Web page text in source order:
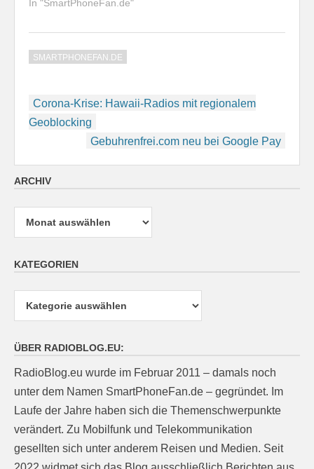
In "SmartPhoneFan.de"
SMARTPHONEFAN.DE
Beitragsnavigation
Corona-Krise: Hawaii-Radios mit regionalem
Geoblocking
Gebuhrenfrei.com neu bei Google Pay
ARCHIV
Archiv
KATEGORIEN
ÜBER RADIOBLOG.EU:
RadioBlog.eu wurde im Februar 2011 – damals noch
unter dem Namen SmartPhoneFan.de – gegründet. Im
Laufe der Jahre haben sich die Themenschwerpunkte
verändert. Zu Mobilfunk und Telekommunikation
gesellten sich unter anderem Reisen und Medien. Seit